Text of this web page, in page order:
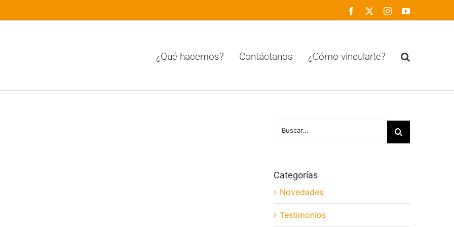
Facebook InstagramYouTube
¿Qué hacemos? Contáctanos ¿Cómo vincularte?
Categorías
Novedades
Testimonios